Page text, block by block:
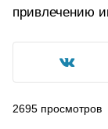
привлечению
2695 просмотров